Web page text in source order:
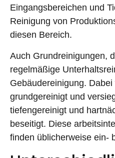
Eingangsbereichen und
Reinigung von
diesen Bereich.
Auch Grundreinigungen,
regelmäßige
Gebäudereinigung.
grundgereinigt und
tiefengereinigt und
beseitigt. Diese
finden üblicherweise ein-